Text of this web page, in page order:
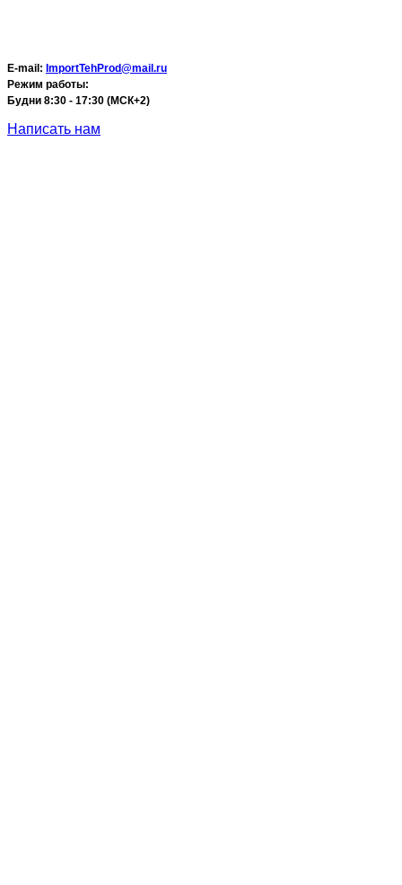
E-mail: ImportTehProd@mail.ru
Режим работы:
Будни 8:30 - 17:30 (МСК+2)
Написать нам